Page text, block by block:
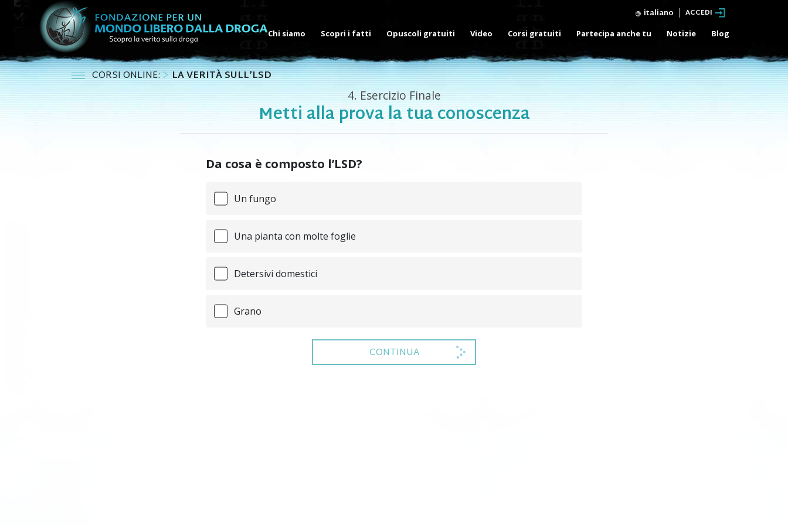
italiano ACCEDI
Chi siamo Scopri i fatti Opuscoli gratuiti Video Corsi gratuiti Partecipa anche tu Notizie Blog
CORSI ONLINE: LA VERITÀ SULL’LSD
4. Esercizio Finale
Metti alla prova la tua conoscenza
Da cosa è composto l’LSD?
Un fungo
Una pianta con molte foglie
Detersivi domestici
Grano
CONTINUA